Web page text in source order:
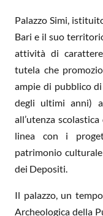
Palazzo Simi,
Bari e il suo
attività di
tutela che
ampie di pubblico
degli ultimi anni)
all’utenza
linea con i
patrimonio
dei Depositi.
Il palazzo, un
Archeologica della